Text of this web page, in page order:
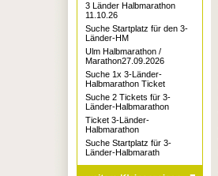
3 Länder Halbmarathon
11.10.26
Suche Startplatz für den 3-
Länder-HM
Ulm Halbmarathon /
Marathon27.09.2026
Suche 1x 3-Länder-
Halbmarathon Ticket
Suche 2 Tickets für 3-
Länder-Halbmarathon
Ticket 3-Länder-
Halbmarathon
Suche Startplatz für 3-
Länder-Halbmarath